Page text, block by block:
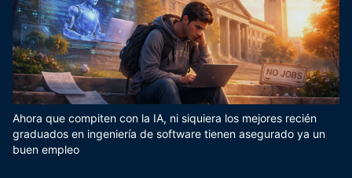
Ahora que compiten con la IA, ni siquiera los mejores recién
graduados en ingeniería de software tienen asegurado ya un
buen empleo